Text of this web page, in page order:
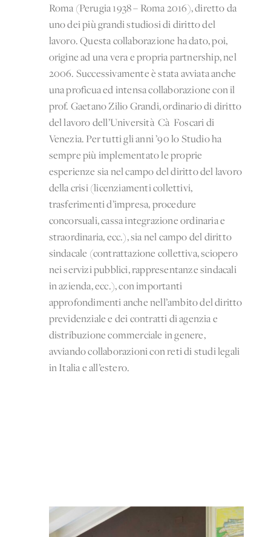
Roma (Perugia 1938 – Roma 2016), diretto da
uno dei più grandi studiosi di diritto del
lavoro. Questa collaborazione ha dato, poi,
origine ad una vera e propria partnership, nel
2006. Successivamente è stata avviata anche
una proficua ed intensa collaborazione con il
prof. Gaetano Zilio Grandi, ordinario di diritto
del lavoro dell’Università Cà Foscari di
Venezia. Per tutti gli anni ’90 lo Studio ha
sempre più implementato le proprie
esperienze sia nel campo del diritto del lavoro
della crisi (licenziamenti collettivi,
trasferimenti d’impresa, procedure
concorsuali, cassa integrazione ordinaria e
straordinaria, ecc.), sia nel campo del diritto
sindacale (contrattazione collettiva, sciopero
nei servizi pubblici, rappresentanze sindacali
in azienda, ecc.), con importanti
approfondimenti anche nell’ambito del diritto
previdenziale e dei contratti di agenzia e
distribuzione commerciale in genere,
avviando collaborazioni con reti di studi legali
in Italia e all’estero.